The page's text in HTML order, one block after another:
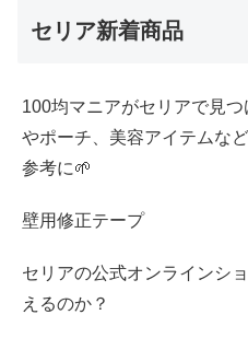
セリア新着商品
100均マニアがセリアで見
やポーチ、美容アイテムな
参考に🌱
壁用修正テープ
セリアの公式オンラインシ
えるのか？